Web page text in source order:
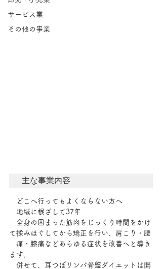
サービス業
その他の事業
主な事業内容
どこへ行ってもよくならない方へ
地域に根ざして37年
全身の固まった筋肉をじっくり時間をかけ
て揉みほぐしてから矯正を行い、肩こり・腰
痛・膝痛などあらゆる症状を改善へと導き
ます。
併せて、耳つぼリンパ骨盤ダイエットは開